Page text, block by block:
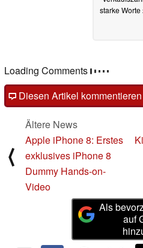
starke Worte
Loading Comments
Diesen Artikel
⟨
Ältere News
Apple iPhone 8: Erstes
exklusives iPhone 8
Dummy Hands-on-
Video
Als
auf